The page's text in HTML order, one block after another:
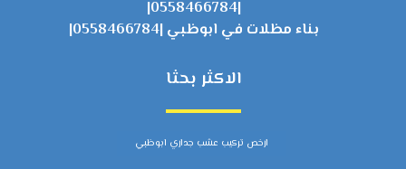
|0558466784|
بناء مظلات في ابوظبي |0558466784|
الاكثر بحثا
ارخص تركيب عشب جداري ابوظبي